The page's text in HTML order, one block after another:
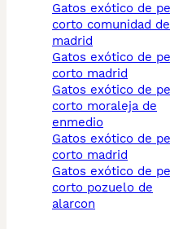
gatos exótico de pelo
corto comunidad de
madrid
gatos exótico de pelo
corto madrid
gatos exótico de pelo
corto moraleja de
enmedio
gatos exótico de pelo
corto madrid
gatos exótico de pelo
corto pozuelo de
alarcon